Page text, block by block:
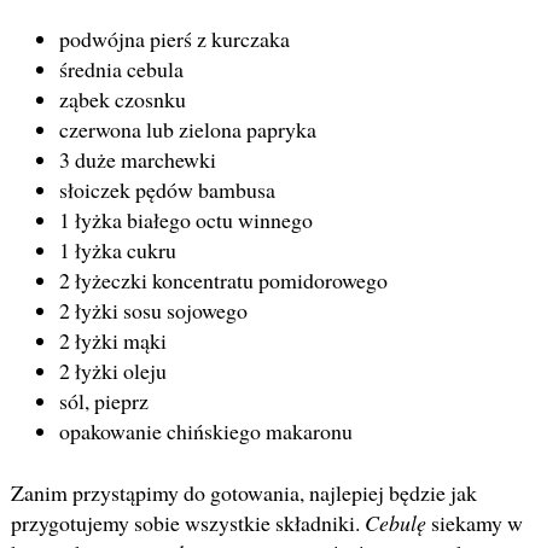
podwójna pierś z kurczaka
średnia cebula
ząbek czosnku
czerwona lub zielona papryka
3 duże marchewki
słoiczek pędów bambusa
1 łyżka białego octu winnego
1 łyżka cukru
2 łyżeczki koncentratu pomidorowego
2 łyżki sosu sojowego
2 łyżki mąki
2 łyżki oleju
sól, pieprz
opakowanie chińskiego makaronu
Zanim przystąpimy do gotowania, najlepiej będzie jak
przygotujemy sobie wszystkie składniki. Cebulęsiekamy w